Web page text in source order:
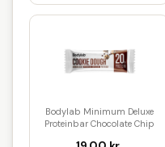
Bodylab Minimum Deluxe
Proteinbar Chocolate Chip